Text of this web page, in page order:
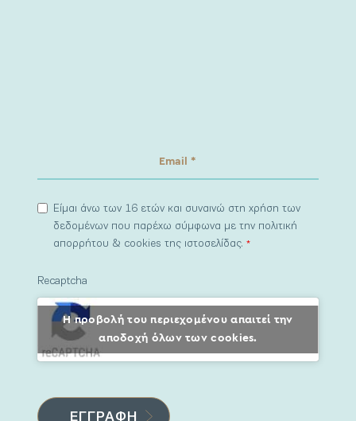
Είμαι άνω των 16 ετών και συναινώ στη χρήση των
δεδομένων που παρέχω σύμφωνα με την πολιτική
απορρήτου & cookies της ιστοσελίδας.*
Recaptcha
Η προβολή του περιεχομένου απαιτεί την
αποδοχή όλων των cookies.